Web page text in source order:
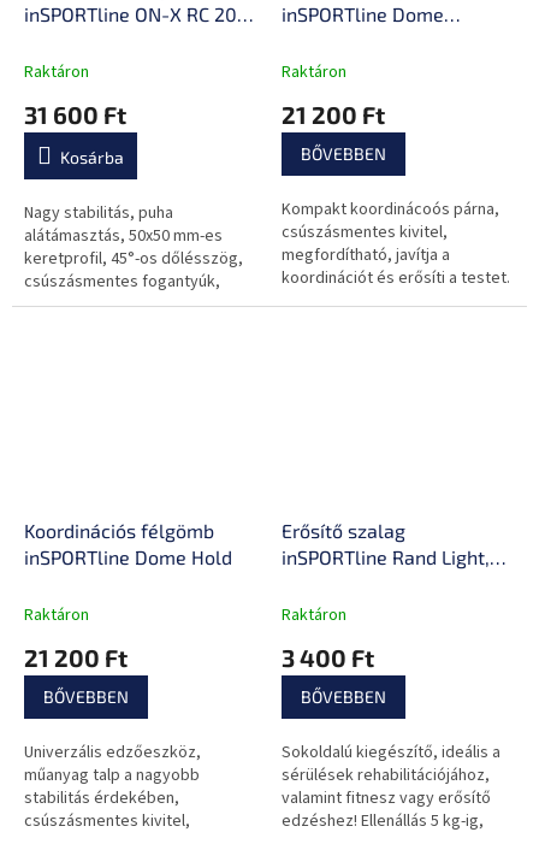
inSPORTline ON-X RC 20,
kivitel, puha háttámla,
görgők
Raktáron
31 600 Ft
Kosárba
Nagy stabilitás, puha
alátámasztás, 50x50 mm-es
keretprofil, 45°-os dőlésszög,
csúszásmentes fogantyúk,
teljes összecsukható a könnyű
inSPORTline Dome
Raktáron
21 200 Ft
BŐVEBBEN
Kompakt koordinácoós párna,
csúszásmentes kivitel,
megfordítható, javítja a
koordinációt és erősíti a testet.
Koordinációs félgömb
inSPORTline Dome Hold
Raktáron
21 200 Ft
BŐVEBBEN
Univerzális edzőeszköz,
műanyag talp a nagyobb
stabilitás érdekében,
csúszásmentes kivitel,
Erősítő szalag
inSPORTline Rand Light,
208cm, hossz 102cm,
Raktáron
3 400 Ft
BŐVEBBEN
Sokoldalú kiegészítő, ideális a
sérülések rehabilitációjához,
valamint fitnesz vagy erősítő
edzéshez! Ellenállás 5 kg-ig,